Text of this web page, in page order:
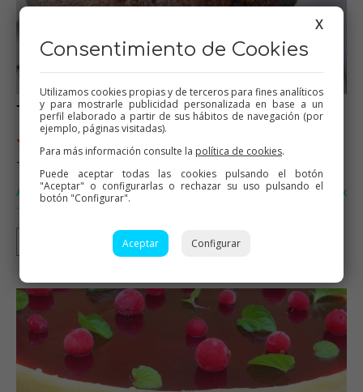
Torta de torrijas
TORTA DE TORRIJAS…
Alimentación infantil,Tartas, Dulces varios Huevos,Thermomix
…
Olla GM
X
Consentimiento de Cookies
Utilizamos cookies propias y de terceros para fines analíticos
y para mostrarle publicidad personalizada en base a un
perfil elaborado a partir de sus hábitos de navegación (por
ejemplo, páginas visitadas).
Para más información consulte la política de cookies.
Puede aceptar todas las cookies pulsando el botón
"Aceptar" o configurarlas o rechazar su uso pulsando el
botón "Configurar".
Aceptar Configurar